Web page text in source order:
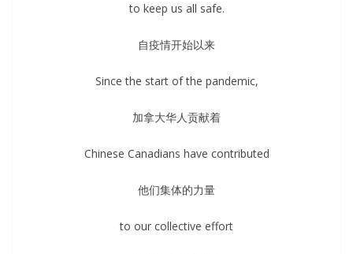
to keep us all safe.
自疫情开始以来
Since the start of the pandemic,
加拿大华人贡献着
Chinese Canadians have contributed
他们集体的力量
to our collective effort